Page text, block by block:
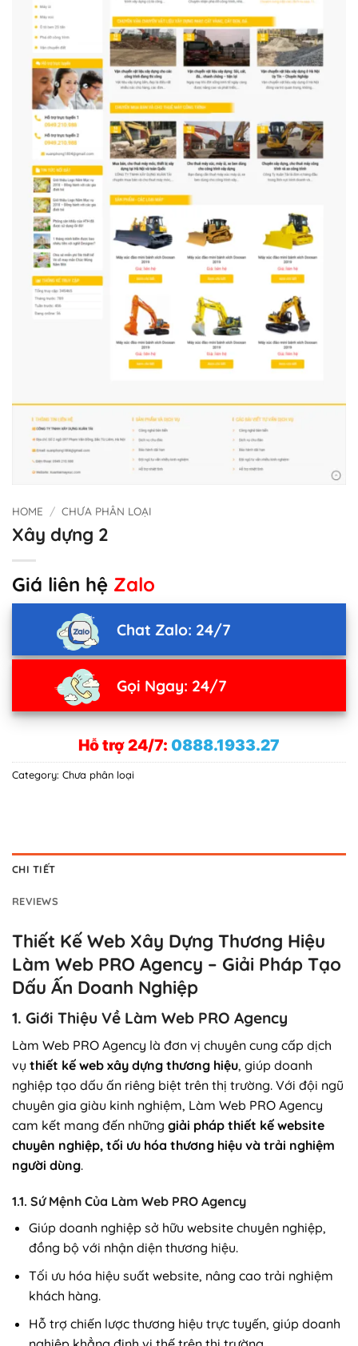
HOME / CHƯA PHÂN LOẠI
Xây dựng 2
Giá liên hệ Zalo
Chat Zalo: 24/7
Gọi Ngay: 24/7
Hỗ trợ 24/7: 0888.1933.27
Category: Chưa phân loại
CHI TIẾT
REVIEWS
Thiết Kế Web Xây Dựng Thương Hiệu
Làm Web PRO Agency – Giải Pháp Tạo
Dấu Ấn Doanh Nghiệp
1. Giới Thiệu Về Làm Web PRO Agency
Làm Web PRO Agency là đơn vị chuyên cung cấp dịch
vụ thiết kế web xây dựng thương hiệu, giúp doanh
nghiệp tạo dấu ấn riêng biệt trên thị trường. Với đội ngũ
chuyên gia giàu kinh nghiệm, Làm Web PRO Agency
cam kết mang đến những giải pháp thiết kế website
chuyên nghiệp, tối ưu hóa thương hiệu và trải nghiệm
người dùng.
1.1. Sứ Mệnh Của Làm Web PRO Agency
Giúp doanh nghiệp sở hữu website chuyên nghiệp,
đồng bộ với nhận diện thương hiệu.
Tối ưu hóa hiệu suất website, nâng cao trải nghiệm
khách hàng.
Hỗ trợ chiến lược thương hiệu trực tuyến, giúp doanh